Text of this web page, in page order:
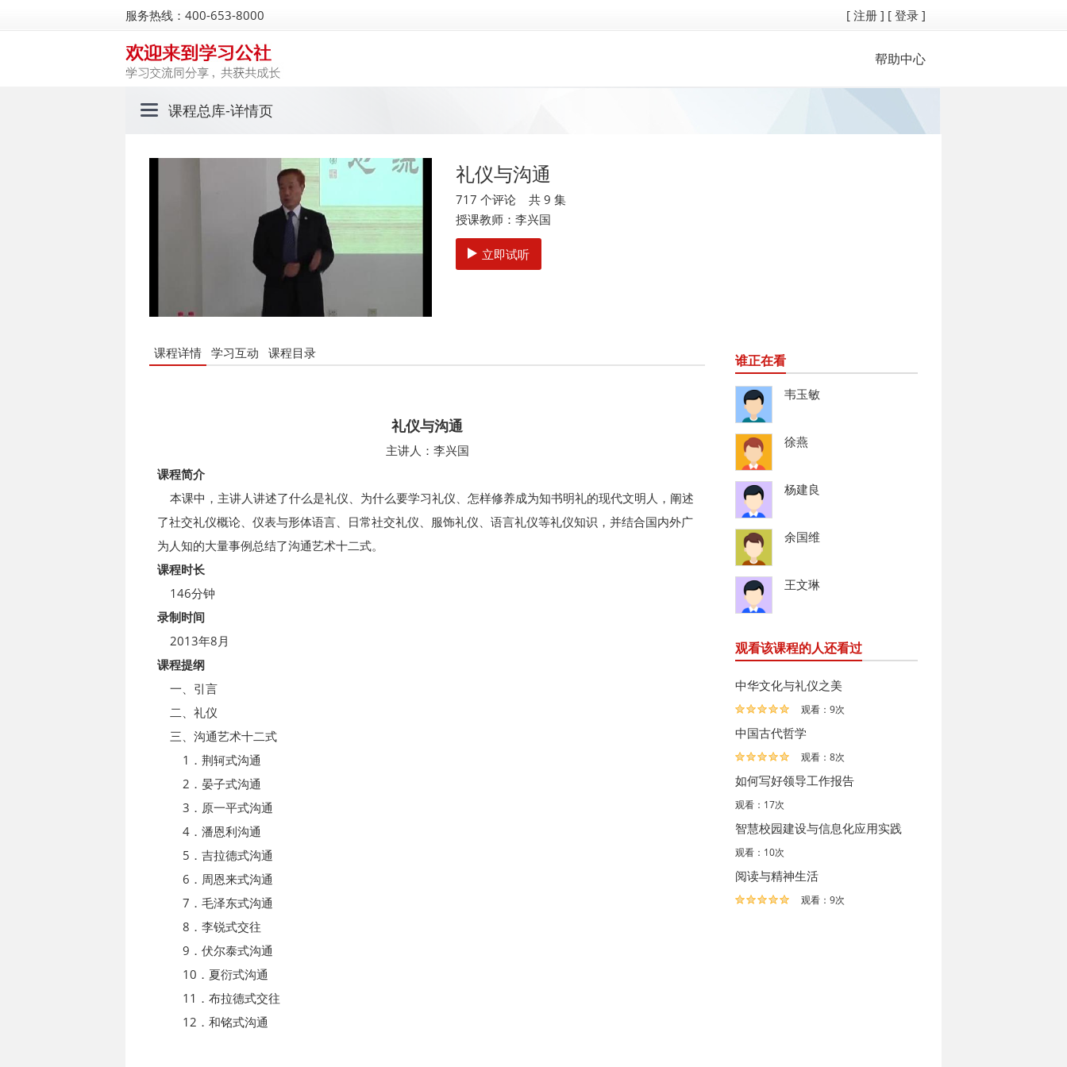
服务热线：400-653-8000 [ 注册 ] [ 登录 ]
帮助中心
课程总库-详情页
礼仪与沟通
717 个评论 共 9 集
授课教师：李兴国
立即试听
课程详情 学习互动 课程目录
礼仪与沟通
主讲人：李兴国
课程简介
本课中，主讲人讲述了什么是礼仪、为什么要学习礼仪、怎样修养成为知书明礼的现代文明人，阐述
了社交礼仪概论、仪表与形体语言、日常社交礼仪、服饰礼仪、语言礼仪等礼仪知识，并结合国内外广
为人知的大量事例总结了沟通艺术十二式。
课程时长
146分钟
录制时间
2013年8月
课程提纲
一、引言
二、礼仪
三、沟通艺术十二式
1．荆轲式沟通
2．晏子式沟通
3．原一平式沟通
4．潘恩利沟通
5．吉拉德式沟通
6．周恩来式沟通
7．毛泽东式沟通
8．李锐式交往
9．伏尔泰式沟通
10．夏衍式沟通
11．布拉德式交往
12．和铭式沟通
谁正在看
韦玉敏
徐燕
杨建良
余国维
王文琳
观看该课程的人还看过
中华文化与礼仪之美
观看：9次
中国古代哲学
观看：8次
如何写好领导工作报告
观看：17次
智慧校园建设与信息化应用实践
观看：10次
阅读与精神生活
观看：9次